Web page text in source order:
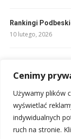
Cenimy
Używamy plików
wyświetlać
indywidualnych
ruch na stronie.
Rankingi
10 lutego, 2026
10 lutego, 2026
Składy: Wisła
10 lutego, 2026